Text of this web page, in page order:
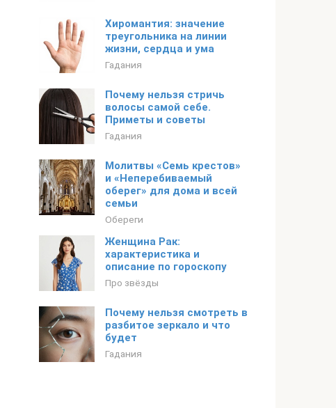
Хиромантия: значение
треугольника на линии
жизни, сердца и ума
Гадания
Почему нельзя стричь
волосы самой себе.
Приметы и советы
Гадания
Молитвы «Семь крестов»
и «Неперебиваемый
оберег» для дома и всей
семьи
Обереги
Женщина Рак:
характеристика и
описание по гороскопу
Про звёзды
Почему нельзя смотреть в
разбитое зеркало и что
будет
Гадания